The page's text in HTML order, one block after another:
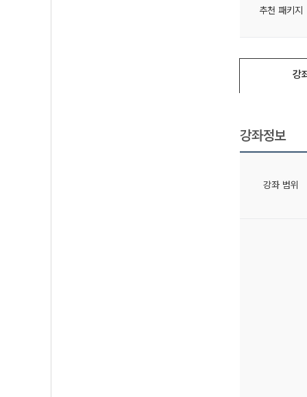
추천 패키지
강
강좌정보
강좌 범위